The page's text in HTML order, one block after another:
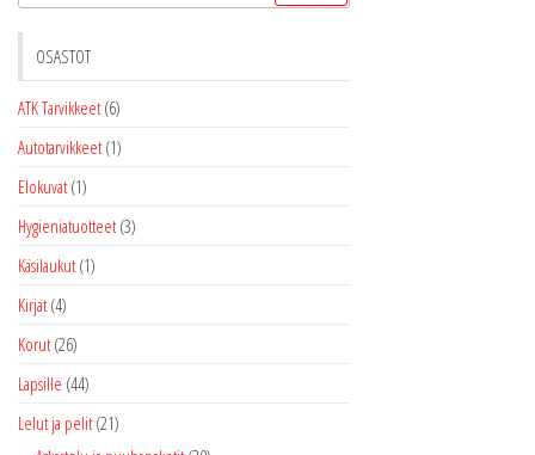
OSASTOT
ATK Tarvikkeet (6)
Autotarvikkeet (1)
Elokuvat (1)
Hygieniatuotteet (3)
Käsilaukut (1)
Kirjat (4)
Korut (26)
Lapsille (44)
Lelut ja pelit (21)